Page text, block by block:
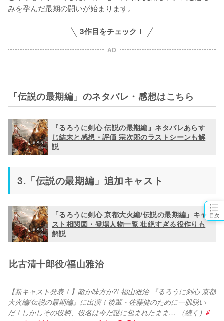
目次
みを孕んだ最期の闘いが始まります。
3作目をチェック！
AD
「伝説の最期編」のネタバレ・感想はこちら
『るろうに剣心 伝説の最期編』ネタバレあらす
じ結末と感想・評価 宗次郎のラストシーンも解
説
3.「伝説の最期編」追加キャスト
「るろうに剣心 京都大火編/伝説の最期編」キャ
スト相関図・登場人物一覧 壮絶すぎる役作りも
解説
比古清十郎役/福山雅治
【新キャスト発表！】敵か味方か?! 福山雅治 『るろうに剣心 京都
大火編/伝説の最期編』に出演！後輩・佐藤健のために一肌脱い
だ！しかしその役柄、役名は今だ謎に包まれたまま… （続く） #